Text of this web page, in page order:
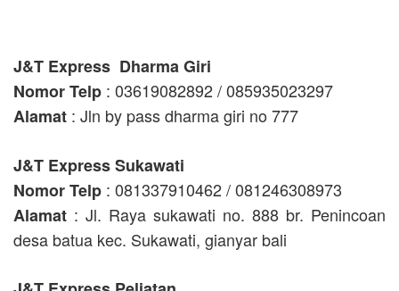
J&T Express Dharma Giri
Nomor Telp : 03619082892 / 085935023297
Alamat : Jln by pass dharma giri no 777
J&T Express Sukawati
Nomor Telp : 081337910462 / 081246308973
Alamat : Jl. Raya sukawati no. 888 br. Penincoan
desa batua kec. Sukawati, gianyar bali